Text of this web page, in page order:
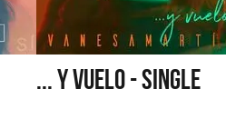
... Y VUELO - SINGLE